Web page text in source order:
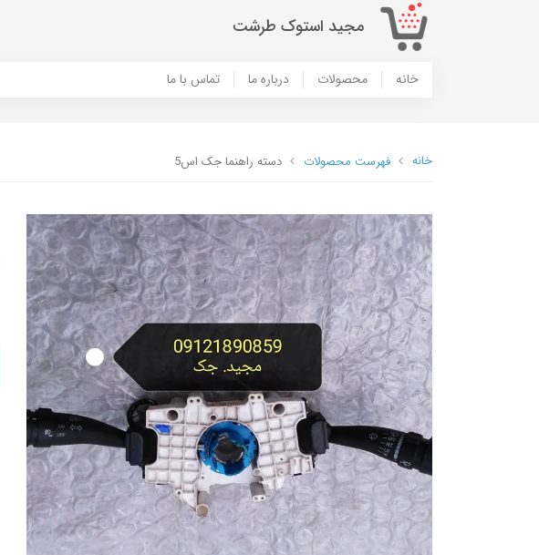
مجید استوک طرشت
خانه محصولات درباره ما تماس با ما
خانه فهرست محصولات دسته راهنما جک اس5